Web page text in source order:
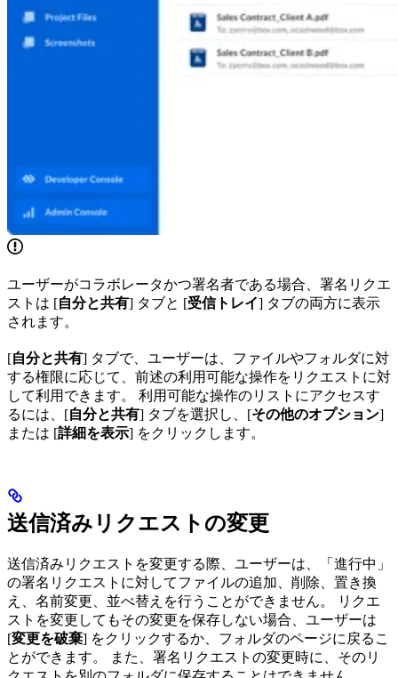
ユーザーがコラボレータかつ署名者である場合、署名リクエ
ストは [自分と共有] タブと [受信トレイ] タブの両方に表示
されます。
[自分と共有] タブで、ユーザーは、ファイルやフォルダに対
する権限に応じて、前述の利用可能な操作をリクエストに対
して利用できます。 利用可能な操作のリストにアクセスす
るには、[自分と共有] タブを選択し、[その他のオプション]
または [詳細を表示] をクリックします。
送信済みリクエストの変更
送信済みリクエストを変更する際、ユーザーは、「進行中」
の署名リクエストに対してファイルの追加、削除、置き換
え、名前変更、並べ替えを行うことができません。 リクエ
ストを変更してもその変更を保存しない場合、ユーザーは
[変更を破棄] をクリックするか、フォルダのページに戻るこ
とができます。 また、署名リクエストの変更時に、そのリ